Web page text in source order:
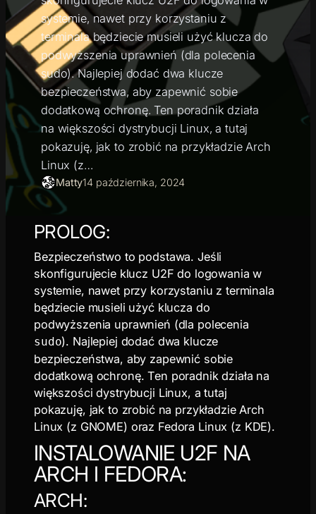
systemie, nawet przy korzystaniu z
terminala będziecie musieli użyć klucza do
podwyższenia uprawnień (dla polecenia
sudo). Najlepiej dodać dwa klucze
bezpieczeństwa, aby zapewnić sobie
dodatkową ochronę. Ten poradnik działa
na większości dystrybucji Linux, a tutaj
pokazuję, jak to zrobić na przykładzie Arch
Linux (z…
Matty14 października, 2024
PROLOG:
Bezpieczeństwo to podstawa. Jeśli
skonfigurujecie klucz U2F do logowania w
systemie, nawet przy korzystaniu z terminala
będziecie musieli użyć klucza do
podwyższenia uprawnień (dla polecenia
sudo). Najlepiej dodać dwa klucze
bezpieczeństwa, aby zapewnić sobie
dodatkową ochronę. Ten poradnik działa na
większości dystrybucji Linux, a tutaj
pokazuję, jak to zrobić na przykładzie Arch
Linux (z GNOME) oraz Fedora Linux (z KDE).
INSTALOWANIE U2F NA
ARCH I FEDORA:
ARCH: